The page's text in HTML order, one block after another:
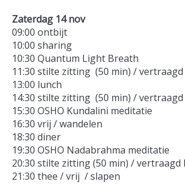
Zaterdag 14 nov
09:00 ontbijt
10:00 sharing
10:30 Quantum Light Breath
11:30 stilte zitting (50 min) /
13:00 lunch
14:30 stilte zitting (50 min) /
15:30 OSHO Kundalini meditatie
16:30 vrij / wandelen
18:30 diner
19:30 OSHO Nadabrahma meditatie
20:30 stilte zitting (50 min) / vertraagd
21:30 thee / vrij / slapen